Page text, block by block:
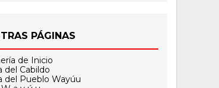
PÁGINAS
de Inicio
del Cabildo
del Pueblo Wayúu